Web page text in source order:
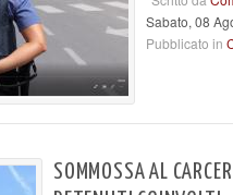
Sabato, 08
Pubblicato in
SOMMOSSA AL